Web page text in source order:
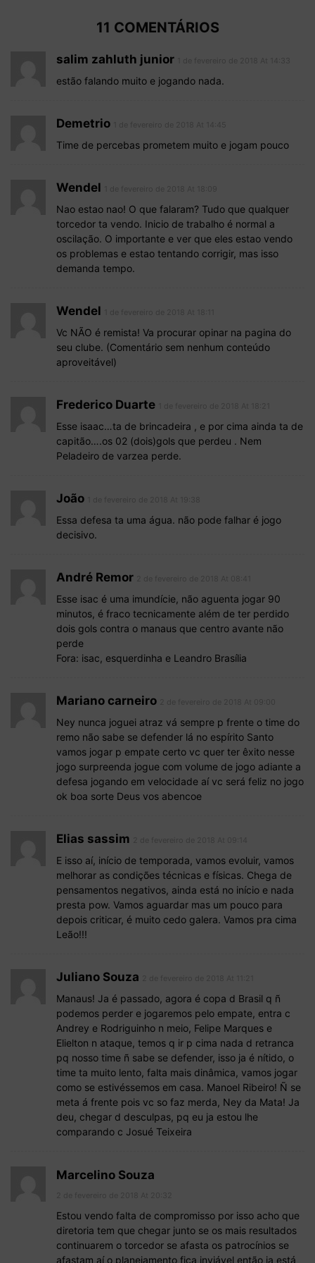
11 COMENTÁRIOS
salim zahluth junior
estão falando muito e jogando nada.
Demetrio
Time de percebas prometem muito e jogam pouco
Wendel
Nao estao nao! O que falaram? Tudo que qualquer
torcedor ta vendo. Inicio de trabalho é normal a
oscilação. O importante e ver que eles estao vendo
os problemas e estao tentando corrigir, mas isso
demanda tempo.
Wendel
Vc NÃO é remista! Va procurar opinar na pagina do
seu clube. (Comentário sem nenhum conteúdo
aproveitável)
Frederico Duarte
Esse isaac…ta de brincadeira , e por cima ainda ta de
capitão….os 02 (dois)gols que perdeu . Nem
Peladeiro de varzea perde.
João
Essa defesa ta uma água. não pode falhar é jogo
decisivo.
André Remor
Esse isac é uma imundície, não aguenta jogar 90
minutos, é fraco tecnicamente além de ter perdido
dois gols contra o manaus que centro avante não
perde
Fora: isac, esquerdinha e Leandro Brasília
Mariano carneiro
Ney nunca joguei atraz vá sempre p frente o time do
remo não sabe se defender lá no espírito Santo
vamos jogar p empate certo vc quer ter êxito nesse
jogo surpreenda jogue com volume de jogo adiante a
defesa jogando em velocidade aí vc será feliz no jogo
ok boa sorte Deus vos abencoe
Elias sassim
E isso aí, início de temporada, vamos evoluir, vamos
melhorar as condições técnicas e físicas. Chega de
pensamentos negativos, ainda está no início e nada
presta pow. Vamos aguardar mas um pouco para
depois criticar, é muito cedo galera. Vamos pra cima
Leão!!!
Juliano Souza
Manaus! Ja é passado, agora é copa d Brasil q ñ
podemos perder e jogaremos pelo empate, entra c
Andrey e Rodriguinho n meio, Felipe Marques e
Elielton n ataque, temos q ir p cima nada d retranca
pq nosso time ñ sabe se defender, isso ja é nítido, o
time ta muito lento, falta mais dinâmica, vamos jogar
como se estivéssemos em casa. Manoel Ribeiro! Ñ se
meta á frente pois vc so faz merda, Ney da Mata! Ja
deu, chegar d desculpas, pq eu ja estou lhe
comparando c Josué Teixeira
Marcelino Souza
Estou vendo falta de compromisso por isso acho que
diretoria tem que chegar junto se os mais resultados
continuarem o torcedor se afasta os patrocínios se
afastam aí o planejamento fica inviável então ja está